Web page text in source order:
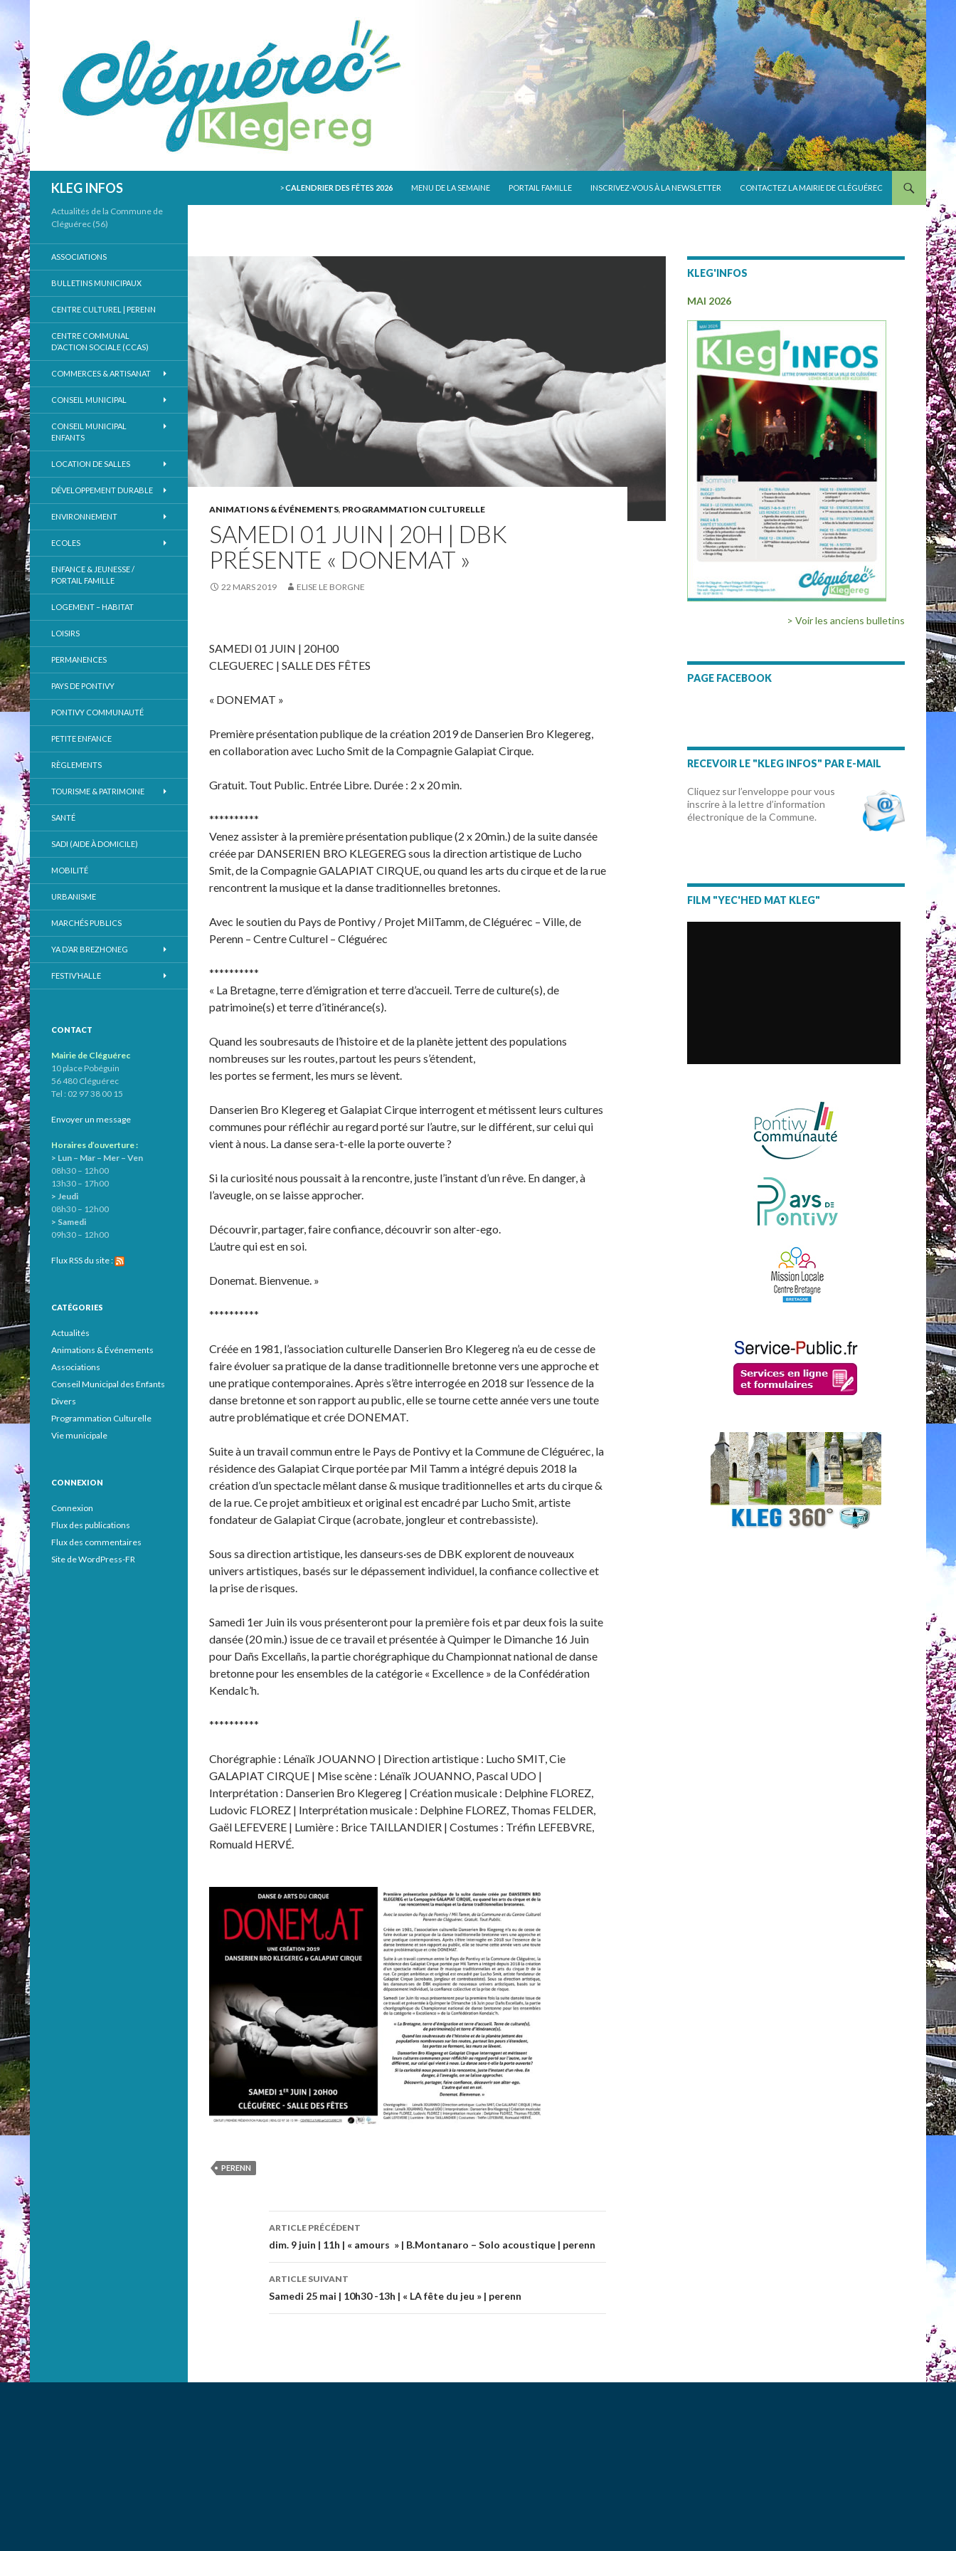
KLEG INFOS
>CALENDRIER DES FÊTES 2026 MENU DE LA SEMAINE PORTAIL FAMILLE INSCRIVEZ-VOUS À LA NEWSLETTER CONTACTEZ LA MAIRIE DE CLÉGUÉREC
ANIMATIONS & ÉVÉNEMENTS, PROGRAMMATION CULTURELLE
SAMEDI 01 JUIN | 20H | DBK
PRÉSENTE « DONEMAT »
22 MARS 2019 ELISE LE BORGNE
SAMEDI 01 JUIN | 20H00
CLEGUEREC | SALLE DES FÊTES
« DONEMAT »
Première présentation publique de la création 2019 de Danserien Bro Klegereg,
en collaboration avec Lucho Smit de la Compagnie Galapiat Cirque.
Gratuit. Tout Public. Entrée Libre. Durée : 2 x 20 min.
**********
Venez assister à la première présentation publique (2 x 20min.) de la suite dansée
créée par DANSERIEN BRO KLEGEREG sous la direction artistique de Lucho
Smit, de la Compagnie GALAPIAT CIRQUE, ou quand les arts du cirque et de la rue
rencontrent la musique et la danse traditionnelles bretonnes.
Avec le soutien du Pays de Pontivy / Projet MilTamm, de Cléguérec – Ville, de
Perenn – Centre Culturel – Cléguérec
**********
« La Bretagne, terre d’émigration et terre d’accueil. Terre de culture(s), de
patrimoine(s) et terre d’itinérance(s).
Quand les soubresauts de l’histoire et de la planète jettent des populations
nombreuses sur les routes, partout les peurs s’étendent,
les portes se ferment, les murs se lèvent.
Danserien Bro Klegereg et Galapiat Cirque interrogent et métissent leurs cultures
communes pour réfléchir au regard porté sur l’autre, sur le différent, sur celui qui
vient à nous. La danse sera-t-elle la porte ouverte ?
Si la curiosité nous poussait à la rencontre, juste l’instant d’un rêve. En danger, à
l’aveugle, on se laisse approcher.
Découvrir, partager, faire confiance, découvrir son alter-ego.
L’autre qui est en soi.
Donemat. Bienvenue. »
**********
Créée en 1981, l’association culturelle Danserien Bro Klegereg n’a eu de cesse de
faire évoluer sa pratique de la danse traditionnelle bretonne vers une approche et
une pratique contemporaines. Après s’être interrogée en 2018 sur l’essence de la
danse bretonne et son rapport au public, elle se tourne cette année vers une toute
autre problématique et crée DONEMAT.
Suite à un travail commun entre le Pays de Pontivy et la Commune de Cléguérec, la
résidence des Galapiat Cirque portée par Mil Tamm a intégré depuis 2018 la
création d’un spectacle mêlant danse & musique traditionnelles et arts du cirque &
de la rue. Ce projet ambitieux et original est encadré par Lucho Smit, artiste
fondateur de Galapiat Cirque (acrobate, jongleur et contrebassiste).
Sous sa direction artistique, les danseurs·ses de DBK explorent de nouveaux
univers artistiques, basés sur le dépassement individuel, la confiance collective et
la prise de risques.
Samedi 1er Juin ils vous présenteront pour la première fois et par deux fois la suite
dansée (20 min.) issue de ce travail et présentée à Quimper le Dimanche 16 Juin
pour Dañs Excellañs, la partie chorégraphique du Championnat national de danse
bretonne pour les ensembles de la catégorie « Excellence » de la Confédération
Kendalc’h.
**********
Chorégraphie : Lénaïk JOUANNO | Direction artistique : Lucho SMIT, Cie
GALAPIAT CIRQUE | Mise scène : Lénaïk JOUANNO, Pascal UDO |
Interprétation : Danserien Bro Klegereg | Création musicale : Delphine FLOREZ,
Ludovic FLOREZ | Interprétation musicale : Delphine FLOREZ, Thomas FELDER,
Gaël LEFEVERE | Lumière : Brice TAILLANDIER | Costumes : Tréfin LEFEBVRE,
Romuald HERVÉ.
PERENN
Navigation
des
articles
ARTICLE PRÉCÉDENT
dim. 9 juin | 11h | « amours » | B.Montanaro – Solo acoustique | perenn
ARTICLE SUIVANT
Samedi 25 mai | 10h30 -13h | « LA fête du jeu » | perenn
KLEG'INFOS
MAI 2026
> Voir les anciens bulletins
PAGE FACEBOOK
RECEVOIR LE "KLEG INFOS" PAR E-MAIL
Cliquez sur l’enveloppe pour vous
inscrire à la lettre d’information
électronique de la Commune.
FILM "YEC'HED MAT KLEG"
Actualités de la Commune de
Cléguérec (56)
ASSOCIATIONS
BULLETINS MUNICIPAUX
CENTRE CULTUREL | PERENN
CENTRE COMMUNAL
D’ACTION SOCIALE (CCAS)
COMMERCES & ARTISANAT
CONSEIL MUNICIPAL
CONSEIL MUNICIPAL
ENFANTS
LOCATION DE SALLES
DÉVELOPPEMENT DURABLE
ENVIRONNEMENT
ECOLES
ENFANCE & JEUNESSE /
PORTAIL FAMILLE
LOGEMENT – HABITAT
LOISIRS
PERMANENCES
PAYS DE PONTIVY
PONTIVY COMMUNAUTÉ
PETITE ENFANCE
RÈGLEMENTS
TOURISME & PATRIMOINE
SANTÉ
SADI (AIDE À DOMICILE)
MOBILITÉ
URBANISME
MARCHÉS PUBLICS
YA D’AR BREZHONEG
FESTIV’HALLE
CONTACT
Mairie de Cléguérec
10 place Pobéguin
56 480 Cléguérec
Tel : 02 97 38 00 15
Envoyer un message
Horaires d’ouverture :
> Lun – Mar – Mer – Ven
08h30 – 12h00
13h30 – 17h00
> Jeudi
08h30 – 12h00
> Samedi
09h30 – 12h00
Flux RSS du site :
CATÉGORIES
Actualités
Animations & Événements
Associations
Conseil Municipal des Enfants
Divers
Programmation Culturelle
Vie municipale
CONNEXION
Connexion
Flux des publications
Flux des commentaires
Site de WordPress-FR